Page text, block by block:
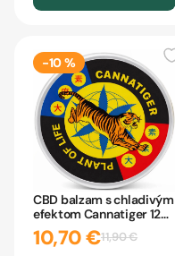
-10 %
CBD balzam s chladivým
efektom Cannatiger 12
ml
10,70 €11,90 €